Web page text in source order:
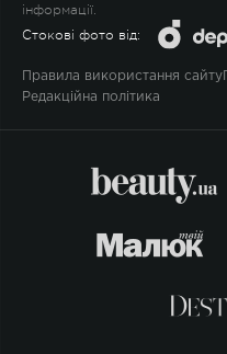
інформації.
Стокові фото від:
Правила використання сайту
Редакційна політика